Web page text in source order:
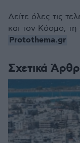
Σχετικά
Δείτε όλες τις
και τον Κόσμο, τη
Protothema.gr